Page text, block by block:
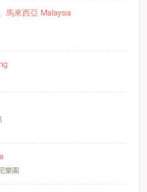
馬來西亞 Malaysia
樂園